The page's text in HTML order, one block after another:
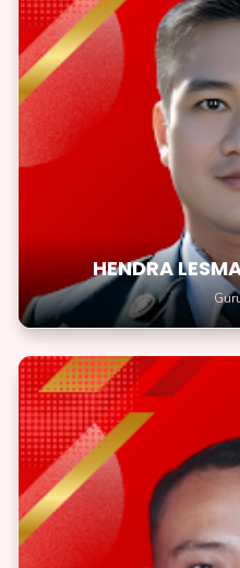
HENDRA
HENDRA
Berani mencoba hal baru
ARIE